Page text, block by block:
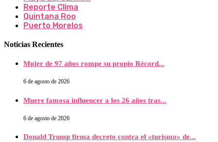
Reporte Clima
Quintana Roo
Puerto Morelos
Noticias Recientes
Mujer de 97 años rompe su propio Récord...
6 de agosto de 2026
Muere famosa influencer a los 26 años tras...
6 de agosto de 2026
Donald Trump firma decreto contra el «turismo» de...